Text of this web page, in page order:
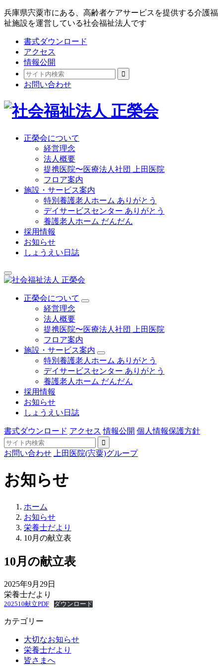
兵庫県宍粟市にある、高齢者ケアサービスを提供する介護福
祉施設を運営している社会福祉法人です
書式ダウンロード
アクセス
情報公開
お問い合わせ
正榮会について
経営理念
法人概要
提携医院〜医療法人社団 上田医院
フロア案内
施設・サービス案内
特別養護老人ホーム ありがとう
デイサービスセンター ありがとう
養護老人ホーム だんだん
採用情報
お知らせ
しょうえい日誌
正榮会について
経営理念
法人概要
提携医院〜医療法人社団 上田医院
フロア案内
施設・サービス案内
特別養護老人ホーム ありがとう
デイサービスセンター ありがとう
養護老人ホーム だんだん
採用情報
お知らせ
しょうえい日誌
書式ダウンロード アクセス 情報公開 個人情報保護方針
お問い合わせ 上田医院(宍粟)グループ
お知らせ
ホーム
お知らせ
栄養士だより
10月の献立表
10月の献立表
2025年9月29日
栄養士だより
202510献立PDF ダウンロード
カテゴリー
大切なお知らせ
栄養士だより
皆さまへ